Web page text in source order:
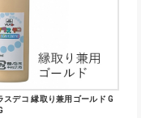
スデコ 縁取り兼用ゴールド G